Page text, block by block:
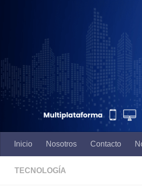
Inicio Nosotros Contacto
TECNOLOGÍA